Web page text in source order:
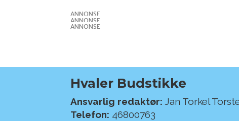
ANNONSE
ANNONSE
ANNONSE
Hvaler Budstikke
Ansvarlig redaktør: Jan Torkel
Telefon: 46800763